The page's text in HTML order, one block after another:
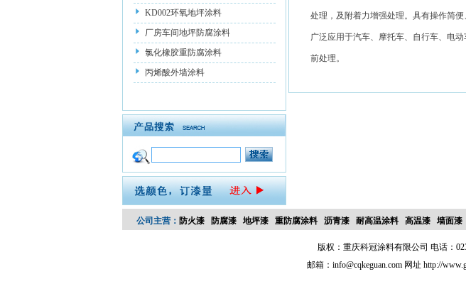
KD002环氧地坪涂料
厂房车间地坪防腐涂料
氯化橡胶重防腐涂料
丙烯酸外墙涂料
处理，及附着力增强处理。具有操作简
广泛应用于汽车、摩托车、自行车、电
前处理。
公司主营： 防火漆 防腐漆 地坪漆 重防腐涂料 沥青漆 耐高温涂料 高温漆 墙面漆
版权 ：重庆科冠涂料有限公司 电话：
邮箱：info@cqkeguan.com 网址 http://